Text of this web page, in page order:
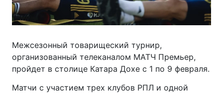
Межсезонный товарищеский турнир,
организованный телеканалом МАТЧ Премьер,
пройдет в столице Катара Дохе с 1 по 9 февраля.
Матчи с участием трех клубов РПЛ и одной